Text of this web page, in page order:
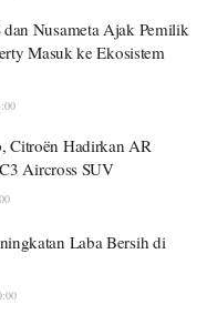
Nusameta Ajak Pemilik
Masuk ke Ekosistem
Citroën Hadirkan AR
Aircross SUV
Laba Bersih di